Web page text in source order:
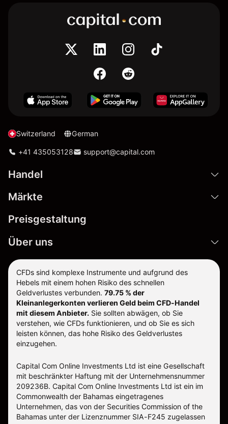
Switzerland German
+41 435053128 support@capital.com
Handel
Märkte
Preisgestaltung
Über uns
CFDs sind komplexe Instrumente und aufgrund des
Hebels mit einem hohen Risiko des schnellen
Geldverlustes verbunden. 79.75 % der
Kleinanlegerkonten verlieren Geld beim CFD-Handel
mit diesem Anbieter. Sie sollten abwägen, ob Sie
verstehen, wie CFDs funktionieren, und ob Sie es sich
leisten können, das hohe Risiko des Geldverlustes
einzugehen.
Capital Com Online Investments Ltd ist eine Gesellschaft
mit beschränkter Haftung mit der Unternehmensnummer
209236B. Capital Com Online Investments Ltd ist ein im
Commonwealth der Bahamas eingetragenes
Unternehmen, das von der Securities Commission of the
Bahamas unter der Lizenznummer SIA-F245 zugelassen